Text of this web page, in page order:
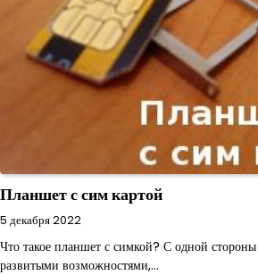
Планшет с сим картой
5 декабря 2022
Что такое планшет с симкой? С одной
развитыми возможностями,…